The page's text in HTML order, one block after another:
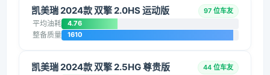
凯美瑞 2024款 双擎 2.0HS 运动版 97 位车友
平均油耗 4.76
整备质量 1610
凯美瑞 2024款 双擎 2.5HG 尊贵版 44 位车友